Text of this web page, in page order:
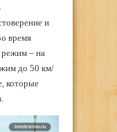
и
время
режим – на
до 50 км/
которые